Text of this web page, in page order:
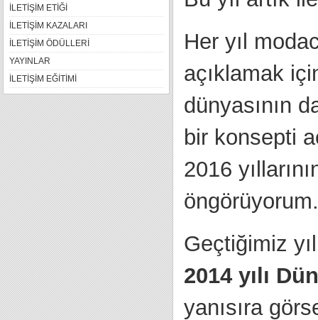
Her yıl
açıklamak
dünyasının
bir konsepti
2016
öngörüyorum.
Geçtiğimiz yıl
2014 yılı
yanısıra
İLETİŞİM ETİĞİ
İLETİŞİM KAZALARI
İLETİŞİM ÖDÜLLERİ
YAYINLAR
İLETİŞİM EĞİTİMİ